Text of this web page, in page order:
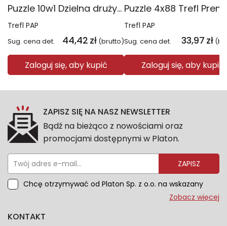
Puzzle 10w1 Dzielna drużyna Psiego Patrolu 96012
Trefl PAP
Sug. cena det. 44,42 zł (brutto)
Zaloguj się, aby kupić
Trefl PAP
Sug. cena det. 33,97 zł
Zaloguj się, aby kupić
ZAPISZ SIĘ NA NASZ NEWSLETTER
Bądź na bieżąco z nowościami oraz
promocjami dostępnymi w Platon.
ZAPISZ
Chcę otrzymywać od Platon Sp. z o.o. na wskazany
przeze mnie adres e-mail informacje marketingowe
dotyczące danych osobowych znajdziesz w naszej
Zobacz więcej
KONTAKT